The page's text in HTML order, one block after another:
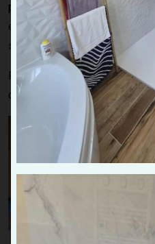
par an selon le type
également exiger une
sinistre.
Faire appel à un
conforme et une preuve